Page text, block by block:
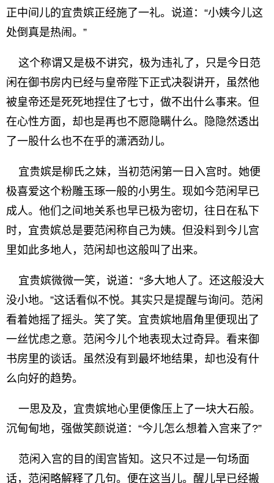
正中间儿的宜贵嫔正经施了一礼。说道：“小姨今儿这
处倒真是热闹。”
这个称谓又是极不讲究，极为违礼了，只是今日范
闲在御书房内已经与皇帝陛下正式决裂讲开，虽然他
被皇帝还是死死地捏住了七寸，做不出什么事来。但
在心性方面，却也是再也不愿隐瞒什么。隐隐然透出
了一股什么也不在乎的潇洒劲儿。
宜贵嫔是柳氏之妹，当初范闲第一日入宫时。她便
极喜爱这个粉雕玉琢一般的小男生。现如今范闲早已
成人。他们之间地关系也早已极为密切，往日在私下
时，宜贵嫔总是要范闲称自己为姨。但没料到今儿宫
里如此多地人，范闲却也这般叫了出来。
宜贵嫔微微一笑，说道：“多大地人了。还这般没大
没小地。”这话看似不悦。其实只是提醒与询问。范闲
看着她摇了摇头。笑了笑。宜贵嫔地眉角里便现出了
一丝忧虑之意。范闲今儿个地表现太过奇异。看来御
书房里的谈话。虽然没有到最坏地结果，却也没有什
么向好的趋势。
一思及及，宜贵嫔地心里便像压上了一块大石般。
沉甸甸地，强做笑颜说道：“今儿怎么想着入宫来了?”
范闲入宫的目的闺宫皆知。这只不过是一句场面
话，范闲略解释了几句。便在这当儿。醒儿早已经搬